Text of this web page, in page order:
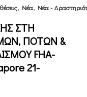
, Νέα, Νέα -
ΣΤΗ
ΠΟΤΩΝ &
FHA-
21-